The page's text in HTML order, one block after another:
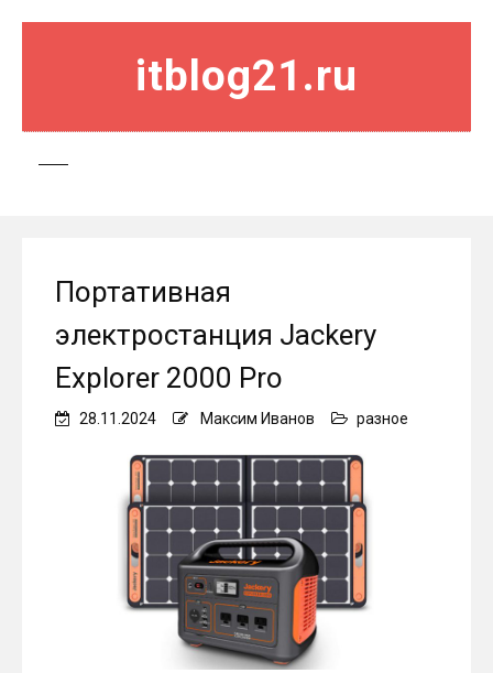
itblog21.ru
Портативная
электростанция Jackery
Explorer 2000 Pro
28.11.2024 Максим Иванов разное